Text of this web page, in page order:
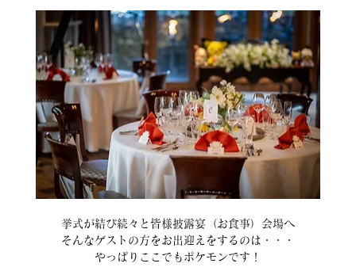
挙式が結び続々と皆様披露宴（お食事）会場へ
そんなゲストの方をお出迎えをするのは・・・
やっぱりここでもポケモンです！